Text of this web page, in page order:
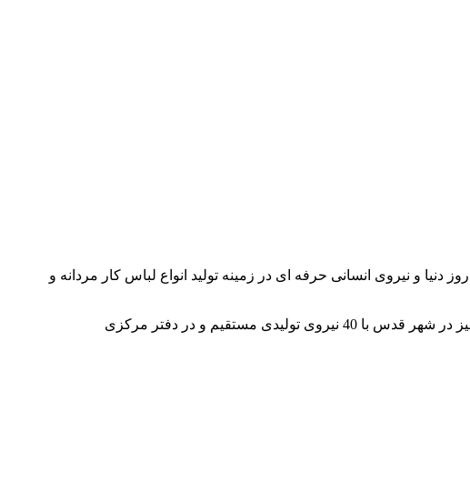
آلات روز دنیا و نیروی انسانی حرفه ای در زمینه تولید انواع لباس کار مردانه و
این شرکت یکی از قطب های تولید لباس کار در ایران بوده و یک شعبه نیز در کشور عمان استان مسقط و آدرس کارخانه نیز در شهر قدس با 40 نیروی تولیدی مستقیم و در دفتر مرکزی